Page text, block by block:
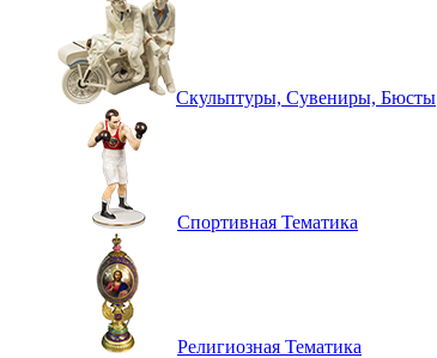
Скульптуры, Сувениры, Бюсты
Спортивная Тематика
Религиозная Тематика